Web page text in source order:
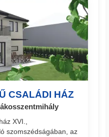
CSALÁDI HÁZ
XVI.,
szomszédságában, az